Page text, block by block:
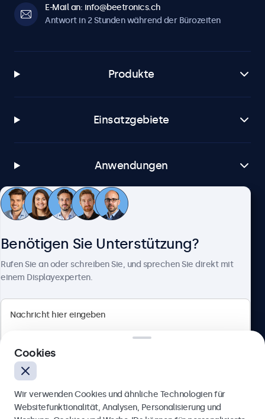
E-Mail an: info@beetronics.ch
Antwort in 2 Stunden während der Bürozeiten
Produkte
Einsatzgebiete
Anwendungen
Kundenservice
Badenerstrasse 549, 8048 Zürich, Schweiz
Deutsch
Benötigen Sie Unterstützung?
Rufen Sie an oder schreiben Sie, und sprechen Sie direkt mit
einem Displayexperten.
Cookies
Wir verwenden Cookies und ähnliche Technologien für
Websitefunktionalität, Analysen, Personalisierung und